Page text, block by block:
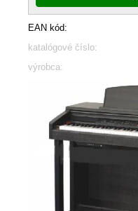
EAN kód:
katalógové číslo:
výrobca: